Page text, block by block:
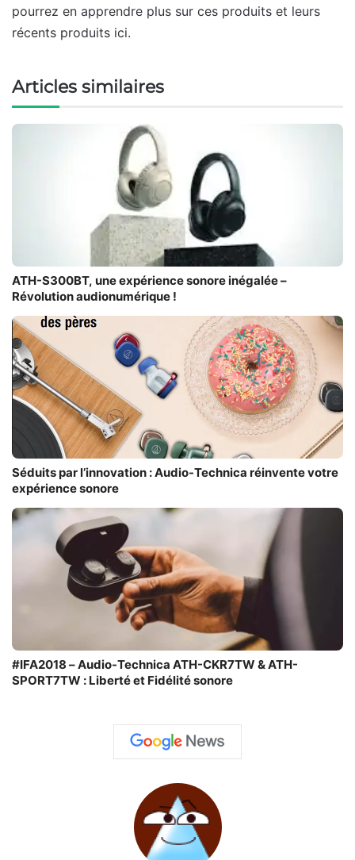
pourrez en apprendre plus sur ces produits et leurs
récents produits ici.
Articles similaires
ATH-S300BT, une expérience sonore inégalée –
Révolution audionumérique !
Séduits par l’innovation : Audio-Technica réinvente votre
expérience sonore
#IFA2018 – Audio-Technica ATH-CKR7TW & ATH-
SPORT7TW : Liberté et Fidélité sonore